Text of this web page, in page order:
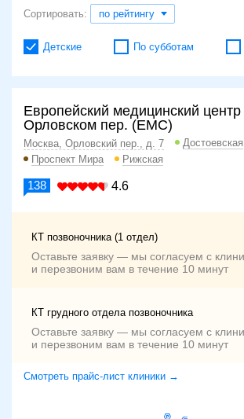
Сортировать: по рейтингу
Детские По субботам
Европейский медицинский центр
Орловском пер. (ЕМС)
Москва, Орловский пер., д. 7
Достоевская
Проспект Мира
Рижская
138 4.6
КТ позвоночника (1 отдел)
Оставьте заявку — мы согласуем с
и перезвоним вам в течение 10 минут
КТ грудного отдела позвоночника
Оставьте заявку — мы согласуем с
и перезвоним вам в течение 10 минут
Смотреть прайс-лист клиники →